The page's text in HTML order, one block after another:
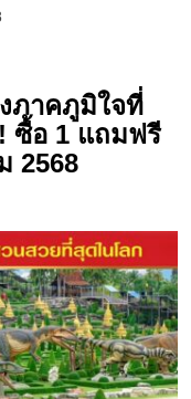
ภาคภูมิใจที่
ซื้อ 1 แถมฟรี
2568